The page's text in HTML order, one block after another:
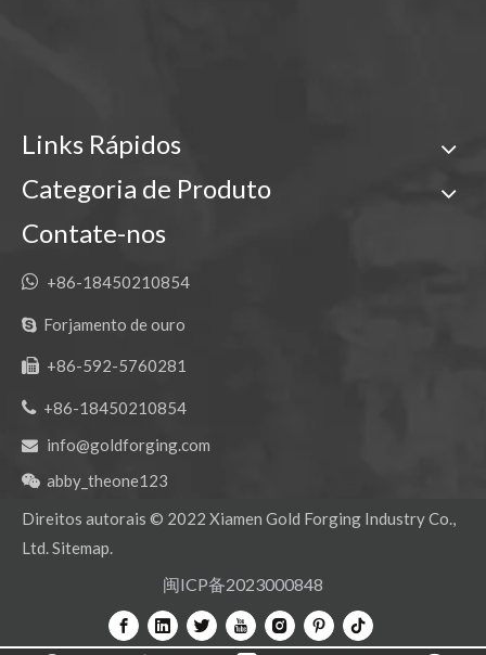
Pino e bucha de caçamba de miniescavadeira de 80 mm de alta qualidade
Links Rápidos
Categoria de Produto
Contate-nos
 +86-18450210854
 Forjamento de ouro
 +86-592-5760281
 +86-18450210854
 info@goldforging.com
 abby_theone123
Direitos autorais © 2022 Xiamen Gold Forging Industry Co.,
Ltd.Sitemap.
闽ICP备2023000848